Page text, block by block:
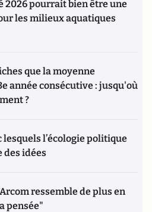
2026 pourrait bien être une
les milieux aquatiques
que la moyenne
année consécutive : jusqu'où
?
lesquels l’écologie politique
idées
ressemble de plus en
pensée"